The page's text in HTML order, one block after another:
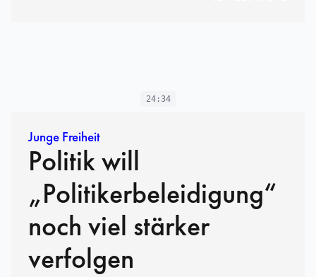
24:34
Junge Freiheit
Politik will
„Politikerbeleidigung“
noch viel stärker
verfolgen